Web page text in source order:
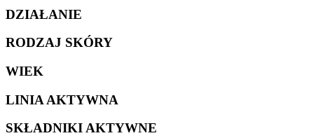
DZIAŁANIE
RODZAJ SKÓRY
WIEK
LINIA AKTYWNA
SKŁADNIKI AKTYWNE